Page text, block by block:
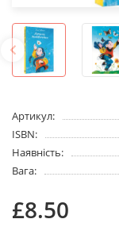
Артикул:
ISBN:
Наявність:
Вага:
£8.50